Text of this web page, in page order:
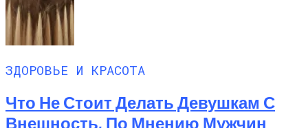
ЗДОРОВЬЕ И КРАСОТА
Что Не Стоит Делать Девушкам С
Внешность, По Мнению Мужчин